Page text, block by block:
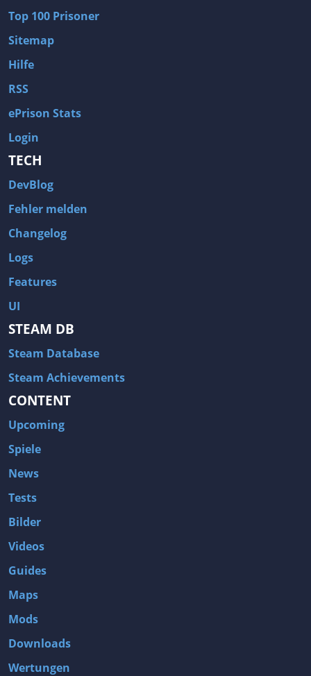
Top 100 Prisoner
Sitemap
Hilfe
RSS
ePrison Stats
Login
TECH
DevBlog
Fehler melden
Changelog
Logs
Features
UI
STEAM DB
Steam Database
Steam Achievements
CONTENT
Upcoming
Spiele
News
Tests
Bilder
Videos
Guides
Maps
Mods
Downloads
Wertungen